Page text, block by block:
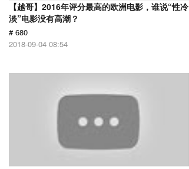
【越哥】2016年评分最高的欧洲电影，谁说“性冷
淡”电影没有高潮？
# 680
2018-09-04 08:54